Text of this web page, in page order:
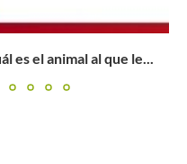
‘NextGen’; ahora soy...